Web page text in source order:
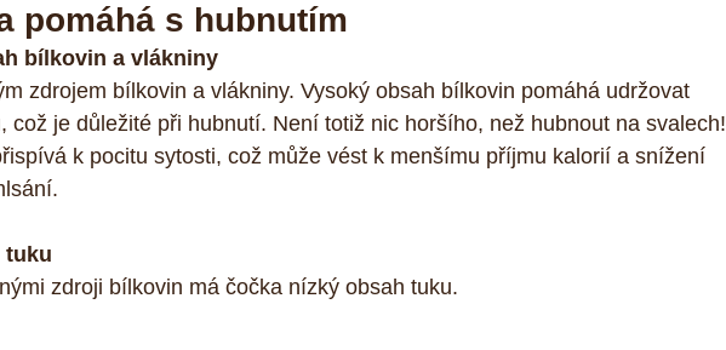
pomáhá s hubnutím
bílkovin a vlákniny
zdrojem bílkovin a vlákniny. Vysoký obsah bílkovin pomáhá udržovat
což je důležité při hubnutí. Není totiž nic horšího, než hubnout na svalech!
k pocitu sytosti, což může vést k menšímu příjmu kalorií a snížení
tuku
zdroji bílkovin má čočka nízký obsah tuku.